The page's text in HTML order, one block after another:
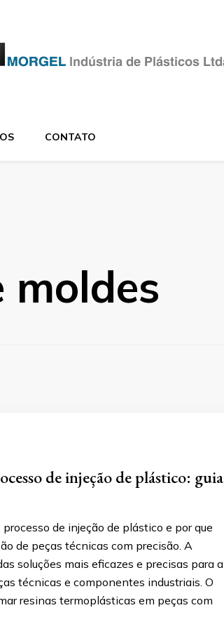
CONTATO
de injeção de plástico: guia
de injeção de plástico e por que
de peças técnicas com precisão. A
soluções mais eficazes e precisas para a
técnicas e componentes industriais. O
resinas termoplásticas em peças com